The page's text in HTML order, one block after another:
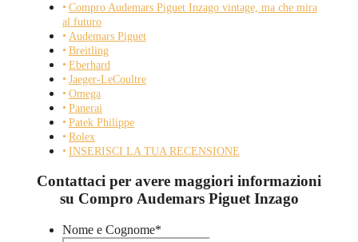
Compro Audemars Piguet Inzago vintage, ma che mira
al futuro
Audemars Piguet
Breitling
Eberhard
Jaeger-LeCoultre
Omega
Panerai
Patek Philippe
Rolex
INSERISCI LA TUA RECENSIONE
Contattaci per avere maggiori informazioni
su Compro Audemars Piguet Inzago
Nome e Cognome*